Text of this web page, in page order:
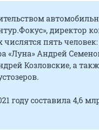
директор
пять
«Луна» Андрей
Козловские, а
году составила 4,6